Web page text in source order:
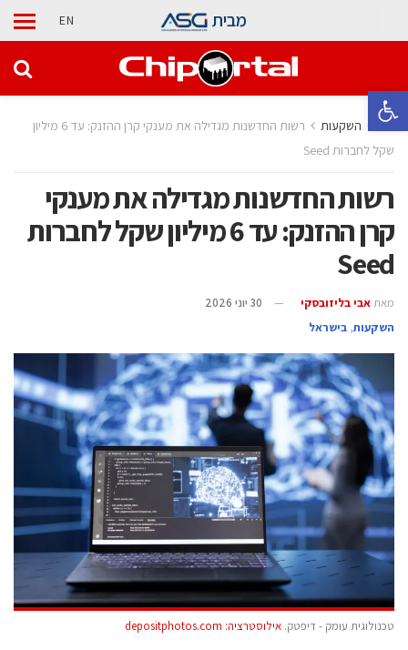
פתח סרגל נגישות
מבית EN
בית השקעות
רשות החדשנות מגדילה את מענקי קרן ההזנק: עד 6 מיליון
שקל לחברות Seed
רשות החדשנות מגדילה את מענקי
קרן ההזנק: עד 6 מיליון שקל לחברות
Seed
מאת אבי בליזובסקי
30 יוני 2026
השקעות, בישראל
טכנולוגית עומק - דיפטק. אילוסטרציה: depositphotos.com